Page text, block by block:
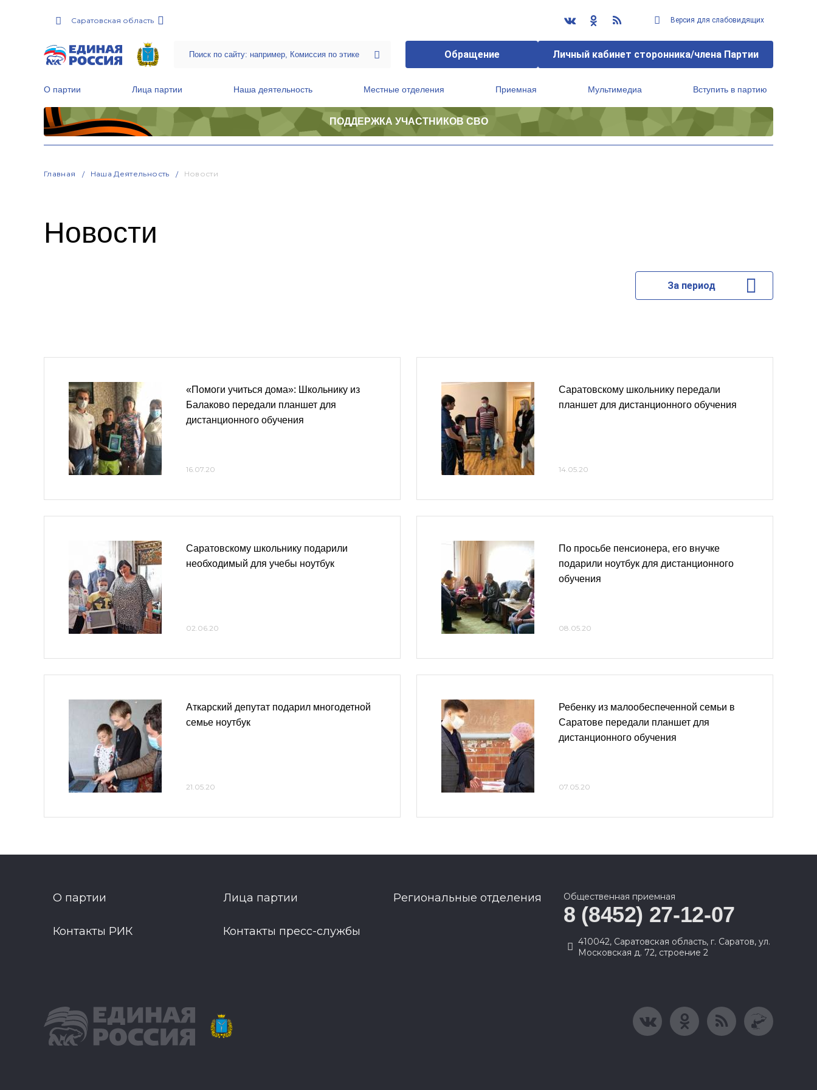
Саратовская область Версия для слабовидящих
Обращение Личный кабинет сторонника/члена Партии
О партии Лица партии Наша деятельность Местные отделения Приемная Мультимедиа Вступить в партию
ПОДДЕРЖКА УЧАСТНИКОВ СВО
Главная Наша Деятельность Новости
Новости
За период
«Помоги учиться дома»: Школьнику из
Балаково передали планшет для
дистанционного обучения
16.07.20
Саратовскому школьнику подарили
необходимый для учебы ноутбук
02.06.20
Аткарский депутат подарил многодетной
семье ноутбук
21.05.20
Саратовскому школьнику передали
планшет для дистанционного обучения
14.05.20
По просьбе пенсионера, его внучке
подарили ноутбук для дистанционного
обучения
08.05.20
Ребенку из малообеспеченной семьи в
Саратове передали планшет для
дистанционного обучения
07.05.20
О партии Лица партии Региональные отделения
Контакты РИК Контакты пресс-службы
Общественная приемная
8 (8452) 27-12-07
410042, Саратовская область, г. Саратов, ул.
Московская д. 72, строение 2